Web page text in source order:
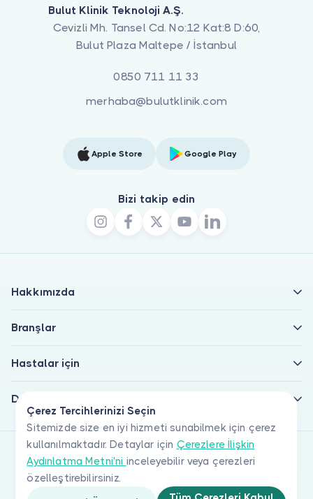
Çerez Tercihlerinizi Seçin
Sitemizde size en iyi hizmeti sunabilmek için çerez
kullanılmaktadır. Detaylar için Çerezlere İlişkin
Aydınlatma Metni'ni inceleyebilir veya çerezleri
özelleştirebilirsiniz.
Bulut Klinik Teknoloji A.Ş.
Cevizli Mh. Tansel Cd. No:12 Kat:8 D:60,
Bulut Plaza Maltepe / İstanbul
0850 711 11 33
merhaba@bulutklinik.com
Apple Store Google Play
Bizi takip edin
Hakkımızda
Branşlar
Hastalar için
Doktorlar için